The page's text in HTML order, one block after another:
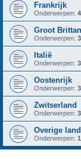
Frankrijk
Onderwerpen: 4
Groot
Onderwerpen: 3
Italië
Onderwerpen: 3
Oostenrijk
Onderwerpen: 3
Zwitserland
Onderwerpen: 3
Overige
Onderwerpen: